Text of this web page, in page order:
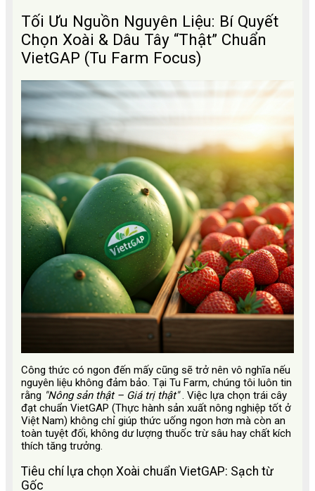
Tối Ưu Nguồn Nguyên Liệu: Bí Quyết
Chọn Xoài & Dâu Tây “Thật” Chuẩn
VietGAP (Tu Farm Focus)
Công thức có ngon đến mấy cũng sẽ trở nên vô nghĩa nếu
nguyên liệu không đảm bảo. Tại Tu Farm, chúng tôi luôn tin
rằng "Nông sản thật – Giá trị thật". Việc lựa chọn trái cây
đạt chuẩn VietGAP (Thực hành sản xuất nông nghiệp tốt ở
Việt Nam) không chỉ giúp thức uống ngon hơn mà còn an
toàn tuyệt đối, không dư lượng thuốc trừ sâu hay chất kích
thích tăng trưởng.
Tiêu chí lựa chọn Xoài chuẩn VietGAP: Sạch từ
Gốc